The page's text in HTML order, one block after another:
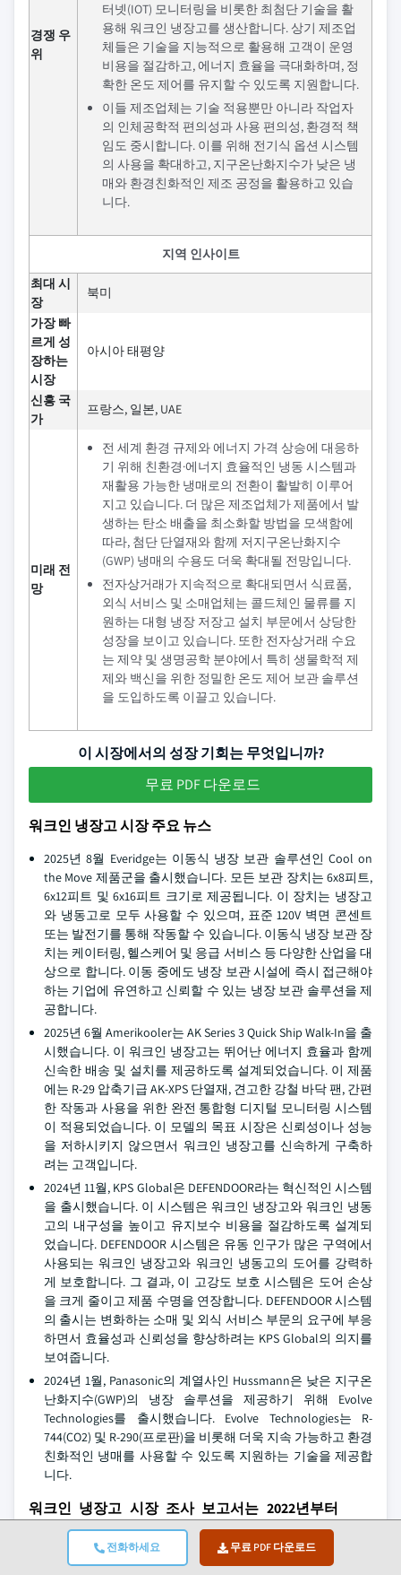
전화하세요 무료 PDF 다운로드
경쟁 우
위
터넷(IOT) 모니터링을 비롯한 최첨단 기술을 활
용해 워크인 냉장고를 생산합니다. 상기 제조업
체들은 기술을 지능적으로 활용해 고객이 운영
비용을 절감하고, 에너지 효율을 극대화하며, 정
확한 온도 제어를 유지할 수 있도록 지원합니다.
이들 제조업체는 기술 적용뿐만 아니라 작업자
의 인체공학적 편의성과 사용 편의성, 환경적 책
임도 중시합니다. 이를 위해 전기식 옵션 시스템
의 사용을 확대하고, 지구온난화지수가 낮은 냉
매와 환경친화적인 제조 공정을 활용하고 있습
니다.
지역 인사이트
최대 시
장
북미
가장 빠
르게 성
장하는
시장
아시아 태평양
신흥 국
가
프랑스, 일본, UAE
미래 전
망
전 세계 환경 규제와 에너지 가격 상승에 대응하
기 위해 친환경·에너지 효율적인 냉동 시스템과
재활용 가능한 냉매로의 전환이 활발히 이루어
지고 있습니다. 더 많은 제조업체가 제품에서 발
생하는 탄소 배출을 최소화할 방법을 모색함에
따라, 첨단 단열재와 함께 저지구온난화지수
(GWP) 냉매의 수용도 더욱 확대될 전망입니다.
전자상거래가 지속적으로 확대되면서 식료품,
외식 서비스 및 소매업체는 콜드체인 물류를 지
원하는 대형 냉장 저장고 설치 부문에서 상당한
성장을 보이고 있습니다. 또한 전자상거래 수요
는 제약 및 생명공학 분야에서 특히 생물학적 제
제와 백신을 위한 정밀한 온도 제어 보관 솔루션
을 도입하도록 이끌고 있습니다.
이 시장에서의 성장 기회는 무엇입니까?
무료 PDF 다운로드
워크인 냉장고 시장 주요 뉴스
2025년 8월 Everidge는 이동식 냉장 보관 솔루션인 Cool on
the Move 제품군을 출시했습니다. 모든 보관 장치는 6x8피트,
6x12피트 및 6x16피트 크기로 제공됩니다. 이 장치는 냉장고
와 냉동고로 모두 사용할 수 있으며, 표준 120V 벽면 콘센트
또는 발전기를 통해 작동할 수 있습니다. 이동식 냉장 보관 장
치는 케이터링, 헬스케어 및 응급 서비스 등 다양한 산업을 대
상으로 합니다. 이동 중에도 냉장 보관 시설에 즉시 접근해야
하는 기업에 유연하고 신뢰할 수 있는 냉장 보관 솔루션을 제
공합니다.
2025년 6월 Amerikooler는 AK Series 3 Quick Ship Walk-In을 출
시했습니다. 이 워크인 냉장고는 뛰어난 에너지 효율과 함께
신속한 배송 및 설치를 제공하도록 설계되었습니다. 이 제품
에는 R-29 압축기급 AK-XPS 단열재, 견고한 강철 바닥 팬, 간편
한 작동과 사용을 위한 완전 통합형 디지털 모니터링 시스템
이 적용되었습니다. 이 모델의 목표 시장은 신뢰성이나 성능
을 저하시키지 않으면서 워크인 냉장고를 신속하게 구축하
려는 고객입니다.
2024년 11월, KPS Global은 DEFENDOOR라는 혁신적인 시스템
을 출시했습니다. 이 시스템은 워크인 냉장고와 워크인 냉동
고의 내구성을 높이고 유지보수 비용을 절감하도록 설계되
었습니다. DEFENDOOR 시스템은 유동 인구가 많은 구역에서
사용되는 워크인 냉장고와 워크인 냉동고의 도어를 강력하
게 보호합니다. 그 결과, 이 고강도 보호 시스템은 도어 손상
을 크게 줄이고 제품 수명을 연장합니다. DEFENDOOR 시스템
의 출시는 변화하는 소매 및 외식 서비스 부문의 요구에 부응
하면서 효율성과 신뢰성을 향상하려는 KPS Global의 의지를
보여줍니다.
2024년 1월, Panasonic의 계열사인 Hussmann은 낮은 지구온
난화지수(GWP)의 냉장 솔루션을 제공하기 위해 Evolve
Technologies를 출시했습니다. Evolve Technologies는 R-
744(CO2) 및 R-290(프로판)을 비롯해 더욱 지속 가능하고 환경
친화적인 냉매를 사용할 수 있도록 지원하는 기술을 제공합
니다.
워크인 냉장고 시장 조사 보고서는 2022년부터
2035년까지 매출(10억 미국 달러 단위) 및 물량(천
단위)에 대한 추정 및 전망을 포함해 다음 부문을
심층적으로 다룹니다: